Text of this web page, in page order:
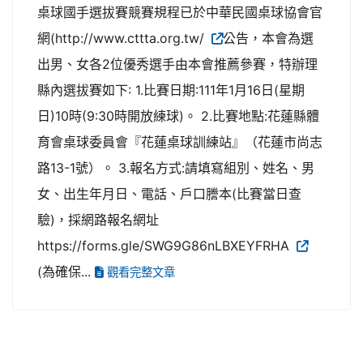
桌球國手選拔賽競賽規程已於中華民國桌球協會官
網(http://www.cttta.org.tw/
公告，本會為選
出男、女各2位優秀選手由本會推薦參賽，特辦理
縣內選拔賽如下: 1.比賽日期:111年1月16日(星期
日)10時(9:30時開放練球)。 2.比賽地點:花蓮縣體
育會桌球委員會『花蓮桌球訓練站』（花蓮市尚志
路13-1號）。 3.報名方式:請填寫組別、姓名、男
女、出生年月日、電話、戶口謄本(比賽當日查
驗)，採網路報名網址
https://forms.gle/SWG9G86nLBXEYFRHA
(為確保...
觀看完整文章